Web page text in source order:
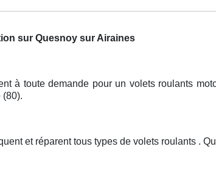
sur Quesnoy sur Airaines
à toute demande pour un volets roulants
(80).
et réparent tous types de volets roulants .